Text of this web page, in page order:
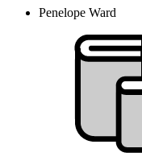
Penelope Ward